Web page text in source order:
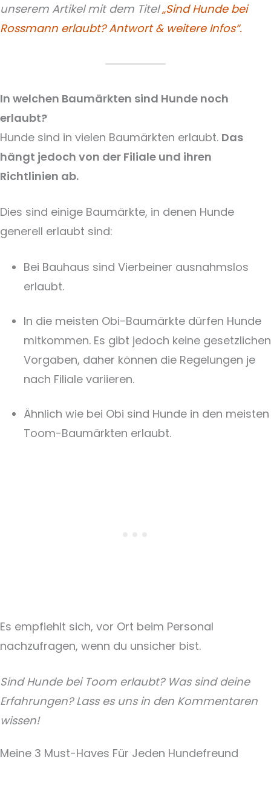
unserem Artikel mit dem Titel„Sind Hunde bei
Rossmann erlaubt? Antwort & weitere Infos“.
In welchen Baumärkten sind Hunde noch
erlaubt?
Hunde sind in vielen Baumärkten erlaubt. Das
hängt jedoch von der Filiale und ihren
Richtlinien ab.
Dies sind einige Baumärkte, in denen Hunde
generell erlaubt sind:
Bei Bauhaus sind Vierbeiner ausnahmslos
erlaubt.
In die meisten Obi-Baumärkte dürfen Hunde
mitkommen. Es gibt jedoch keine gesetzlichen
Vorgaben, daher können die Regelungen je
nach Filiale variieren.
Ähnlich wie bei Obi sind Hunde in den meisten
Toom-Baumärkten erlaubt.
Es empfiehlt sich, vor Ort beim Personal
nachzufragen, wenn du unsicher bist.
Sind Hunde bei Toom erlaubt? Was sind deine
Erfahrungen? Lass es uns in den Kommentaren
wissen!
Meine 3 Must-Haves Für Jeden Hundefreund​